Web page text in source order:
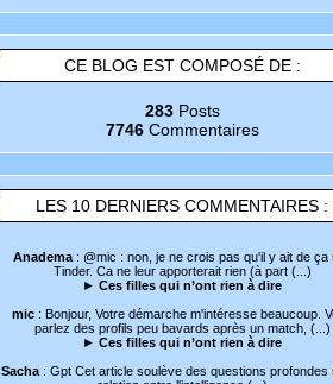
CE BLOG EST COMPOSÉ DE :
283Posts
7746Commentaires
LES 10 DERNIERS COMMENTAIRES :
Anadema : @mic : non, je ne crois pas qu'il y ait de ça
Tinder. Ca ne leur apporterait rien (à part (...)
► Ces filles qui n’ont rien à dire
mic: Bonjour, Votre démarche m'intéresse beaucoup.
parlez des profils peu bavards après un match, (...)
► Ces filles qui n’ont rien à dire
Sacha: Gpt Cet article soulève des questions profondes